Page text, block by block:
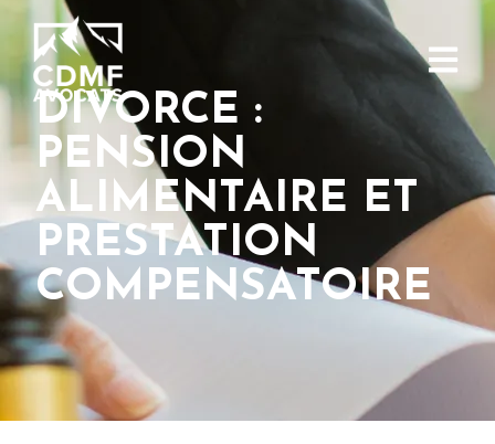
DIVORCE :
PENSION
ALIMENTAIRE ET
PRESTATION
COMPENSATOIRE